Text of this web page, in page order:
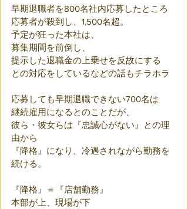
早期退職者を800名社内応募したところ
応募者が殺到し、1,500名超。
予定が狂った本社は、
募集期間を前倒し、
提示した退職金の上乗せを反故にする
との対応をしているなどの話もチラホラ
応募しても早期退職できない700名は
継続雇用になるとのことだが、
彼ら・彼女らは『忠誠心がない』との理
由から
『降格』になり、冷遇されながら勤務を
続ける。
『降格』＝『店舗勤務』
本部が上、現場が下